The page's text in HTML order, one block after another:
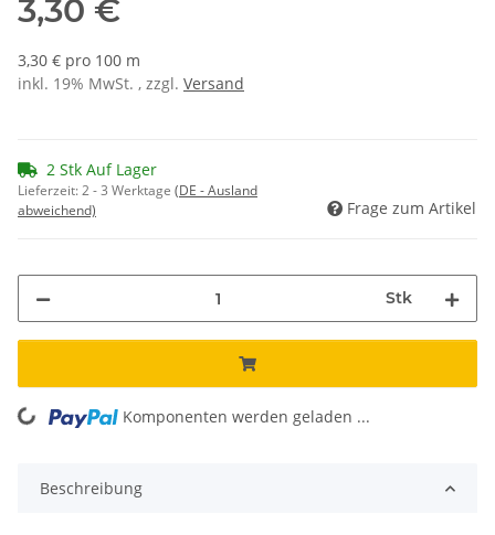
3,30 €
3,30 € pro 100 m
inkl. 19% MwSt. , zzgl. Versand
2 Stk Auf Lager
Lieferzeit:2 - 3 Werktage (DE - Ausland
abweichend)
Frage zum Artikel
Stk
Loading... Komponenten werden geladen ...
Beschreibung